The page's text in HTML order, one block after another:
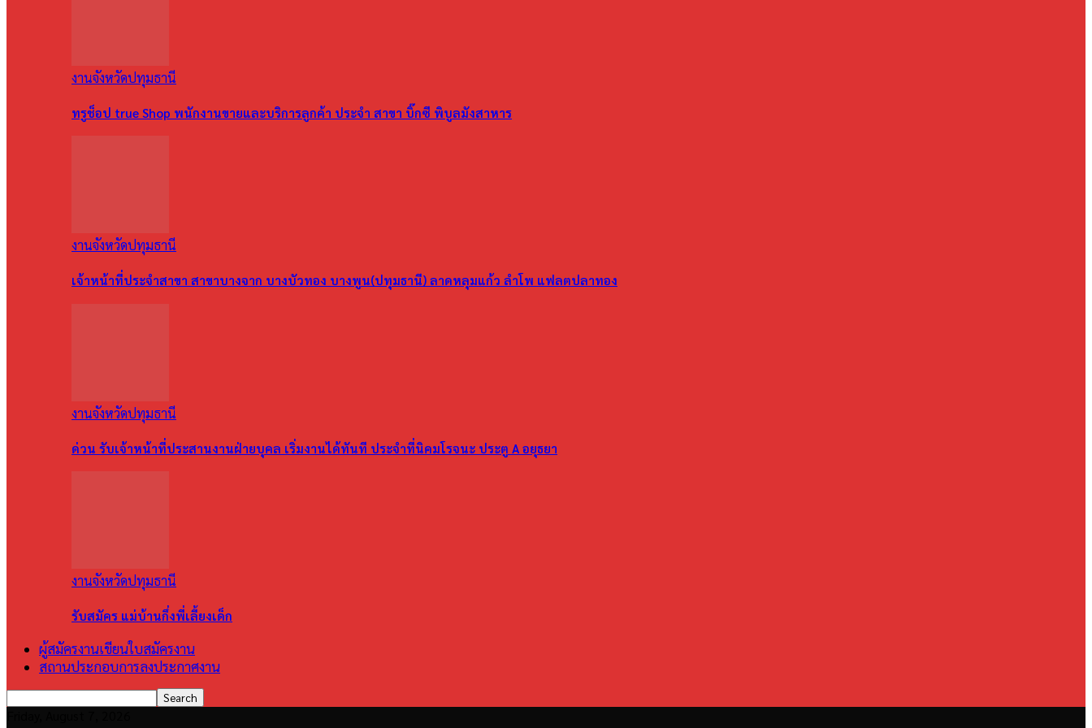
งานจังหวัดปทุมธานี
ทรูช็อป true Shop พนักงานขายและบริการลูกค้า ประจำ สาขา บิ๊กซี พิบูลมังสาหาร
งานจังหวัดปทุมธานี
เจ้าหน้าที่ประจำสาขา สาขาบางจาก บางบัวทอง บางพูน(ปทุมธานี) ลาดหลุมแก้ว ลำโพ แฟลตปลาทอง
งานจังหวัดปทุมธานี
ด่วน รับเจ้าหน้าที่ประสานงานฝ่ายบุคล เริ่มงานได้ทันที ประจำที่นิคมโรจนะ ประตู A อยุธยา
งานจังหวัดปทุมธานี
รับสมัคร แม่บ้านกึ่งพี่เลี้ยงเด็ก
ผู้สมัครงานเขียนใบสมัครงาน
สถานประกอบการลงประกาศงาน